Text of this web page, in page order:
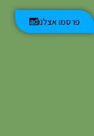
פרסמו אצלנו